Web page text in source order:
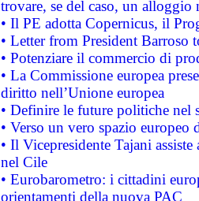
trovare, se del caso, un
• Il PE adotta Copernicus, il
• Letter from President Barroso
• Potenziare il commercio di
• La Commissione europea
diritto nell’Unione europea
• Definire le future politiche nel
• Verso un vero spazio
• Il Vicepresidente Tajani
nel Cile
• Eurobarometro: i cittadini
orientamenti della nuova PAC